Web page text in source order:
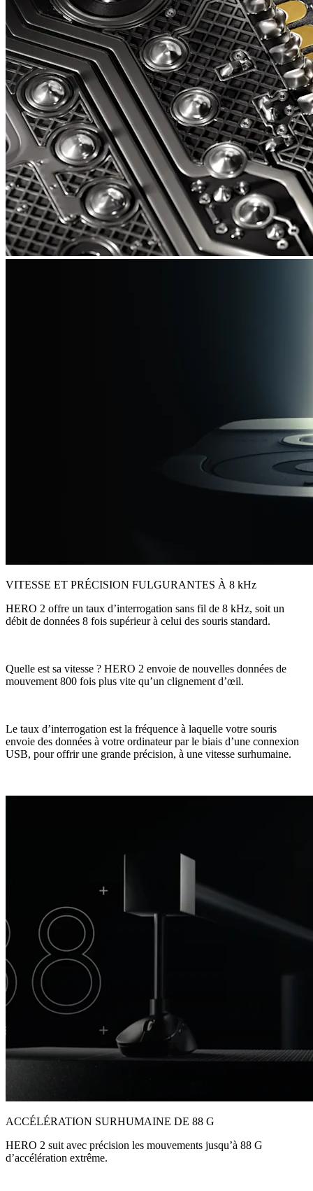
VITESSE ET PRÉCISION FULGURANTES À 8 kHz
HERO 2 offre un taux d’interrogation sans fil de 8 kHz, soit un
débit de données 8 fois supérieur à celui des souris standard.
Quelle est sa vitesse ? HERO 2 envoie de nouvelles données de
mouvement 800 fois plus vite qu’un clignement d’œil.
Le taux d’interrogation est la fréquence à laquelle votre souris
envoie des données à votre ordinateur par le biais d’une connexion
USB, pour offrir une grande précision, à une vitesse surhumaine.
ACCÉLÉRATION SURHUMAINE DE 88 G
HERO 2 suit avec précision les mouvements jusqu’à 88 G
d’accélération extrême.